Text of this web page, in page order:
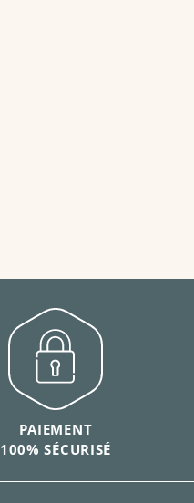
PAIEMENT
100% SÉCURISÉ